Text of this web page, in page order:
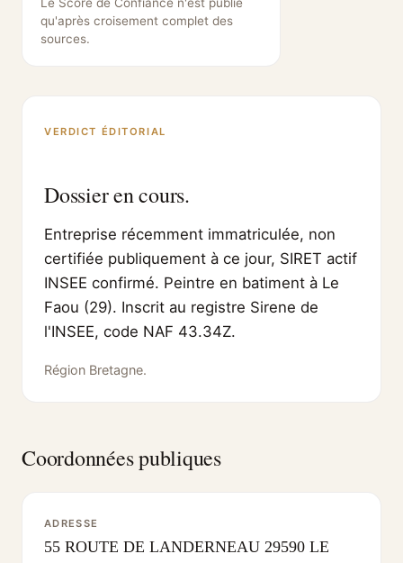
Le Score de Confiance n'est publié
qu'après croisement complet des
sources.
VERDICT ÉDITORIAL
Dossier en cours.
Entreprise récemment immatriculée, non
certifiée publiquement à ce jour, SIRET actif
INSEE confirmé. Peintre en batiment à Le
Faou (29). Inscrit au registre Sirene de
l'INSEE, code NAF 43.34Z.
Région Bretagne.
Coordonnées publiques
ADRESSE
55 ROUTE DE LANDERNEAU 29590 LE